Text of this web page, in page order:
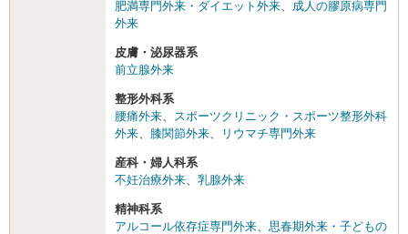
肥満専門外来・ダイエット外来
成人の膠原病専門
外来
皮膚・泌尿器系
前立腺外来
整形外科系
腰痛外来
スポーツクリニック・スポーツ整形外科
外来
膝関節外来 リウマチ専門外来
産科・婦人科系
不妊治療外来
乳腺外来
精神科系
アルコール依存症専門外来
思春期外来・子どもの